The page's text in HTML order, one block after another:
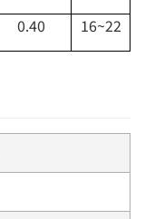
0.40 16~22